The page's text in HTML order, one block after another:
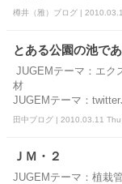
樽井（雅）ブログ |
とある公園の池で
JUGEMテーマ：エク
JUGEMテーマ：
田中ブログ | 2010.03.11
ＪＭ・２
JUGEMテーマ：植栽